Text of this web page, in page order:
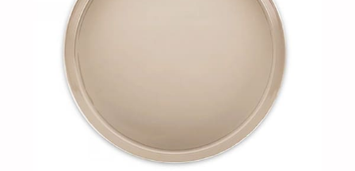
변압기 권선용 알루미늄 스트립
변압기 권선용 정밀 알루미늄 스트립. 표준 합금: 1060,
1070, 1350. 엄격한 두께 공차, 높은 신장, 안정적인 단
8011 물집 포장용 H18 알루미늄 호일
탁월한 성능을 만나보세요 8011 블리스 터 포장용 H18
3003 Sayfa 트레이용 H14 알루미늄 원형 |
식품 등급 & 고성능
병마개용 PET 복합 알루미늄 호일
오일용 병뚜껑용 신뢰성 있는 PET 복합 알루미늄 호일,
주스, 시럽, 및 화장품 - 완벽한 누출 방지 및 인증된 식